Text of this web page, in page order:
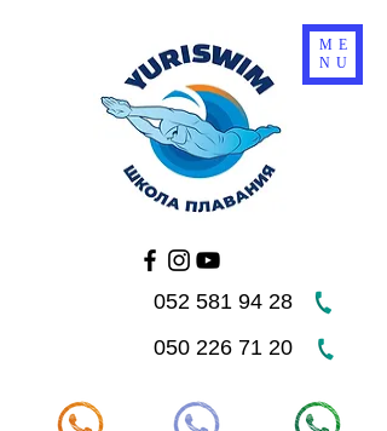
ME
NU
052 581 94 28
050 226 71 20